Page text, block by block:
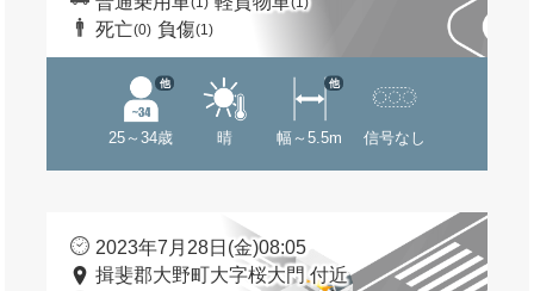
死亡(0) 負傷(1)
25～34歳
他
晴 幅～5.5m
他
信号なし
2023年7月28日(金)08:05
揖斐郡大野町大字桜大門 付近